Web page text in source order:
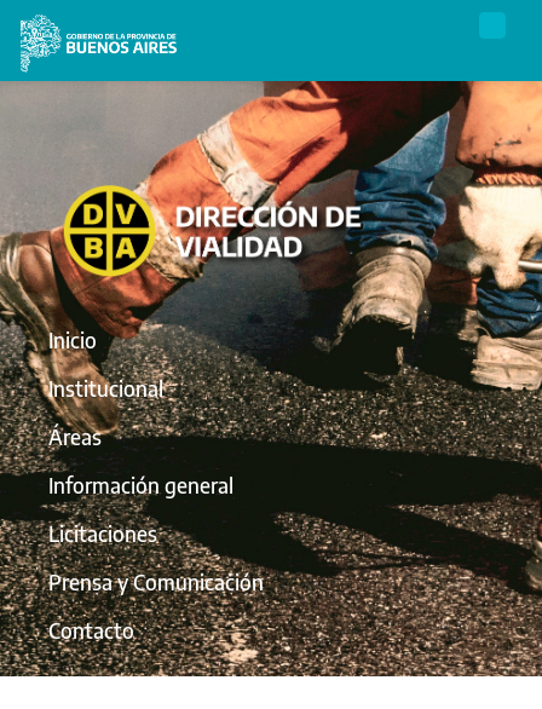
Inicio
Institucional
Áreas
Información general
Licitaciones
Prensa y Comunicación
Contacto